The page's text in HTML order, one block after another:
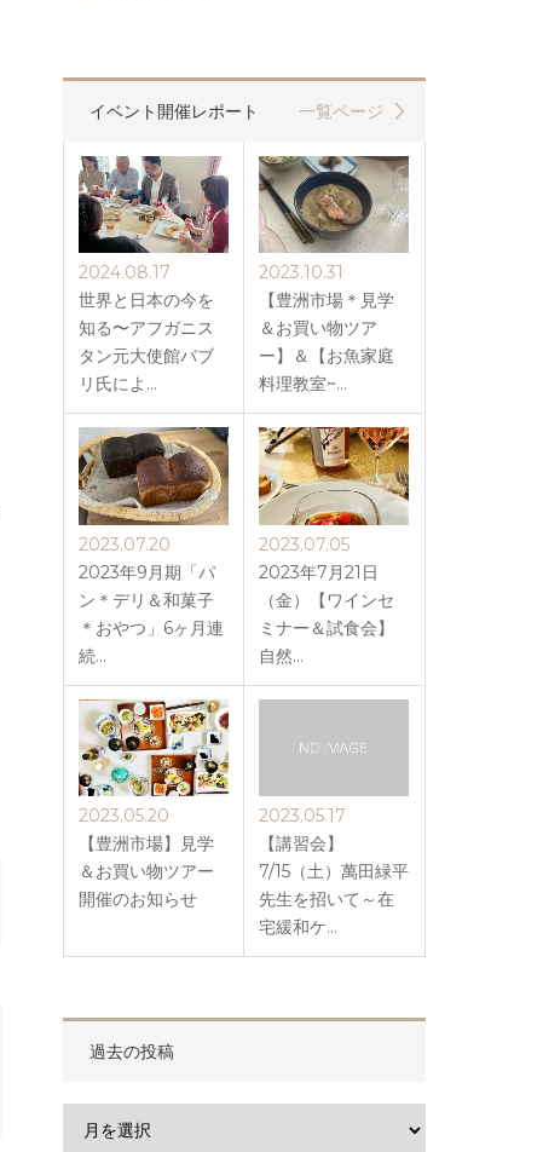
イベント開催レポート 一覧ページ
2024.08.17
世界と日本の今を
知る〜アフガニス
タン元大使館バブ
リ氏によ…
2023.10.31
【豊洲市場＊見学
＆お買い物ツア
ー】＆【お魚家庭
料理教室~…
2023.07.20
2023年9月期「パ
ン＊デリ＆和菓子
＊おやつ」6ヶ月連
続…
2023.07.05
2023年7月21日
（金）【ワインセ
ミナー＆試食会】
自然…
2023.05.20
【豊洲市場】見学
＆お買い物ツアー
開催のお知らせ
2023.05.17
【講習会】
7/15（土）萬田緑平
先生を招いて～在
宅緩和ケ…
過去の投稿